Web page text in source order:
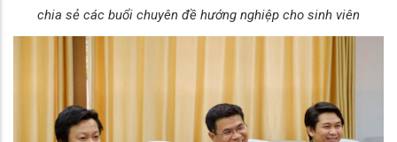
chia sẻ các buổi chuyên đề hướng nghiệp cho sinh viên